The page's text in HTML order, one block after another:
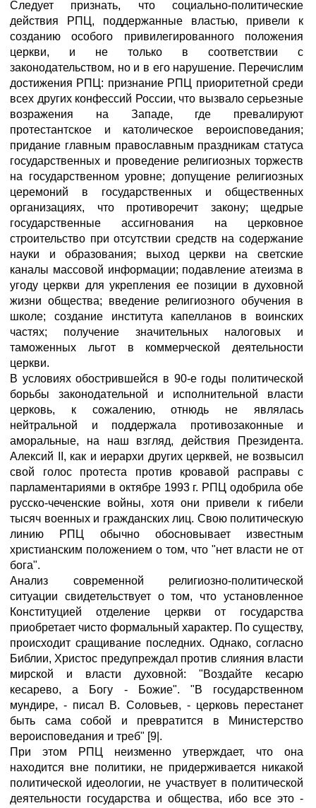
Следует признать, что социально-политические
действия РПЦ, поддержанные властью, привели к
созданию особого привилегированного положения
церкви, и не только в соответствии с
законодательством, но и в его нарушение. Перечислим
достижения РПЦ: признание РПЦ приоритетной среди
всех других конфессий России, что вызвало серьезные
возражения на Западе, где превалируют
протестантское и католическое вероисповедания;
придание главным православным праздникам статуса
государственных и проведение религиозных торжеств
на государственном уровне; допущение религиозных
церемоний в государственных и общественных
организациях, что противоречит закону; щедрые
государственные ассигнования на церковное
строительство при отсутствии средств на содержание
науки и образования; выход церкви на светские
каналы массовой информации; подавление атеизма в
угоду церкви для укрепления ее позиции в духовной
жизни общества; введение религиозного обучения в
школе; создание института капелланов в воинских
частях; получение значительных налоговых и
таможенных льгот в коммерческой деятельности
церкви.
В условиях обострившейся в 90-е годы политической
борьбы законодательной и исполнительной власти
церковь, к сожалению, отнюдь не являлась
нейтральной и поддержала противозаконные и
аморальные, на наш взгляд, действия Президента.
Алексий II, как и иерархи других церквей, не возвысил
свой голос протеста против кровавой расправы с
парламентариями в октябре 1993 г. РПЦ одобрила обе
русско-чеченские войны, хотя они привели к гибели
тысяч военных и гражданских лиц. Свою политическую
линию РПЦ обычно обосновывает известным
христианским положением о том, что "нет власти не от
бога".
Анализ современной религиозно-политической
ситуации свидетельствует о том, что установленное
Конституцией отделение церкви от государства
приобретает чисто формальный характер. По существу,
происходит сращивание последних. Однако, согласно
Библии, Христос предупреждал против слияния власти
мирской и власти духовной: "Воздайте кесарю
кесарево, а Богу - Божие". "В государственном
мундире, - писал В. Соловьев, - церковь перестанет
быть сама собой и превратится в Министерство
вероисповедания и треб" [9|.
При этом РПЦ неизменно утверждает, что она
находится вне политики, не придерживается никакой
политической идеологии, не участвует в политической
деятельности государства и общества, ибо все это -